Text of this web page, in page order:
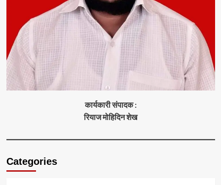
कार्यकारी संपादक :
रियाज मोहिदिन शेख
Categories